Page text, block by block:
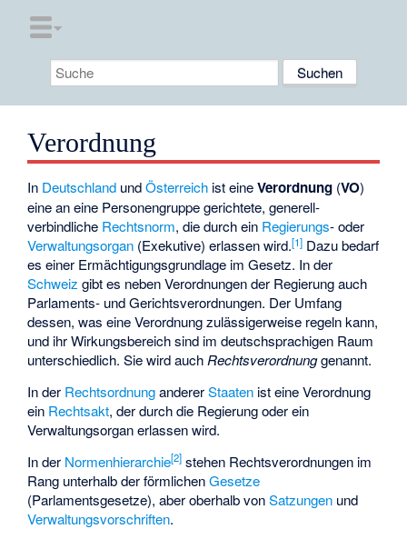
Verordnung
In Deutschland undÖsterreich ist eineVerordnung (VO)
eine an eine Personengruppe gerichtete, generell-
verbindliche Rechtsnorm, die durch ein Regierungs- oder
Verwaltungsorgan (Exekutive) erlassen wird.[1] Dazu bedarf
es einer Ermächtigungsgrundlage im Gesetz. In der
Schweiz gibt es neben Verordnungen der Regierung auch
Parlaments- und Gerichtsverordnungen. Der Umfang
dessen, was eine Verordnung zulässigerweise regeln kann,
und ihr Wirkungsbereich sind im deutschsprachigen Raum
unterschiedlich. Sie wird auchRechtsverordnunggenannt.
In der RechtsordnungandererStaaten ist eine Verordnung
ein Rechtsakt, der durch die Regierung oder ein
Verwaltungsorgan erlassen wird.
In der Normenhierarchie[2] stehen Rechtsverordnungen im
Rang unterhalb der förmlichenGesetze
(Parlamentsgesetze), aber oberhalb vonSatzungen und
Verwaltungsvorschriften.